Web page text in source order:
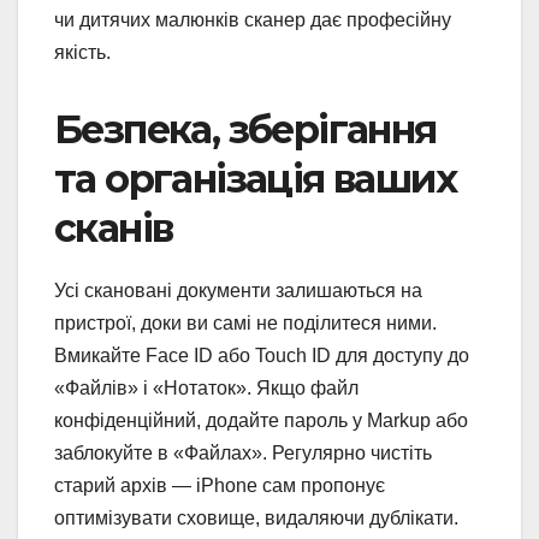
чи дитячих малюнків сканер дає професійну
якість.
Безпека, зберігання
та організація ваших
сканів
Усі скановані документи залишаються на
пристрої, доки ви самі не поділитеся ними.
Вмикайте Face ID або Touch ID для доступу до
«Файлів» і «Нотаток». Якщо файл
конфіденційний, додайте пароль у Markup або
заблокуйте в «Файлах». Регулярно чистіть
старий архів — iPhone сам пропонує
оптимізувати сховище, видаляючи дублікати.